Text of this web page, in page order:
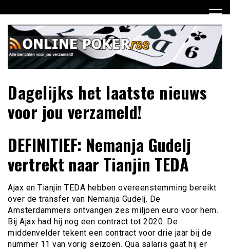
naar
inhoud
Dagelijks het laatste nieuws
voor jou verzameld!
DEFINITIEF: Nemanja Gudelj
vertrekt naar Tianjin TEDA
Ajax en Tianjin TEDA hebben overeenstemming bereikt
over de transfer van Nemanja Gudelj. De
Amsterdammers ontvangen zes miljoen euro voor hem.
Bij Ajax had hij nog een contract tot 2020. De
middenvelder tekent een contract voor drie jaar bij de
nummer 11 van vorig seizoen. Qua salaris gaat hij er